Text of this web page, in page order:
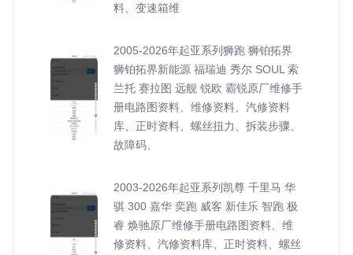
料、变速箱维
2005-2026年起亚系列狮跑 狮铂拓界
狮铂拓界新能源 福瑞迪 秀尔 SOUL 索
兰托 赛拉图 远舰 锐欧 霸锐原厂维修手
册电路图资料、维修资料、汽修资料
库、正时资料、螺丝扭力、拆装步骤、
故障码、
2003-2026年起亚系列凯尊 千里马 华
骐 300 嘉华 奕跑 威客 新佳乐 智跑 极
睿 焕驰原厂维修手册电路图资料、维
修资料、汽修资料库、正时资料、螺丝